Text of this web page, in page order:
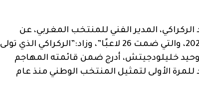
المدير الفني للمنتخب المغربي، عن
قائمته النهائية لخوض منافسات كأس العالم FIFA قطر 2022، والتي ضمت 26 لاعبًا”، وزاد:”الركراكي الذي تولى
بدلًا من وحيد خليلودجيتش، أدرج ضمن قائمته المهاجم
الأولى لتمثيل المنتخب الوطني منذ عام